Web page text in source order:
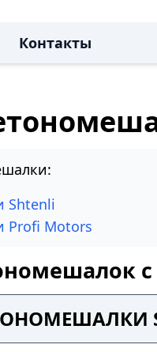
Контакты
Shtenli
Profi Motors